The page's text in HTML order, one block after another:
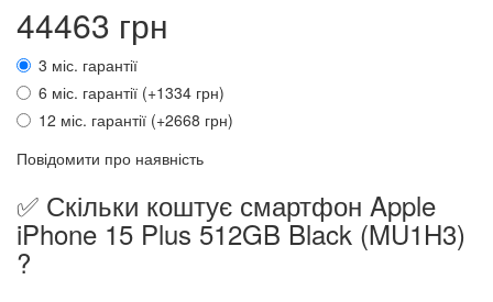
44463 грн
3 міс. гарантії
6 міс. гарантії (+1334 грн)
12 міс. гарантії (+2668 грн)
Повідомити про наявність
✅ Скільки коштує смартфон Apple
iPhone 15 Plus 512GB Black (MU1H3)
?